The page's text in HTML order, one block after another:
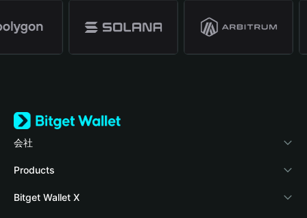
会社
Bitget Walletについて
ブログ
Products
Crypto Card
Bitget Wallet X